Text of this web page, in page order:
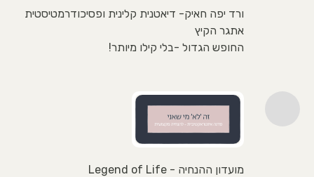
ורד יפה חאיק- דיאטנית קלינית ופסיכודרמטיסטית
אתגר הקיץ
החופש הגדול -בלי קילו מיותר!
מועדון ההנחיה - Legend of Life